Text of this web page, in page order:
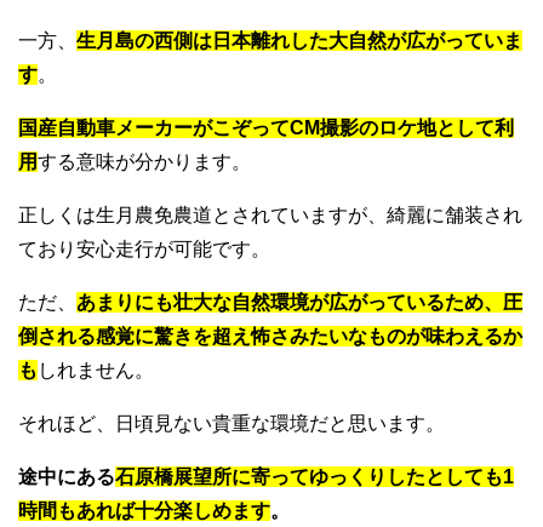
一方、 生月島の西側は日本離れした大自然が広がっていま
す。
国産自動車メーカーがこぞってCM撮影のロケ地として利
用する意味が分かります。
正しくは生月農免農道とされていますが、綺麗に舗装され
ており安心走行が可能です。
ただ、 あまりにも壮大な自然環境が広がっているため、圧
倒される感覚に驚きを超え怖さみたいなものが味わえるか
も しれません。
それほど、日頃見ない貴重な環境だと思います。
途中にある石原橋展望所に寄ってゆっくりしたとしても1
時間もあれば十分楽しめます。